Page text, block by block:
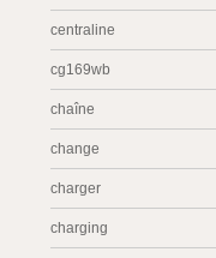
centraline
cg169wb
chaîne
change
charger
charging